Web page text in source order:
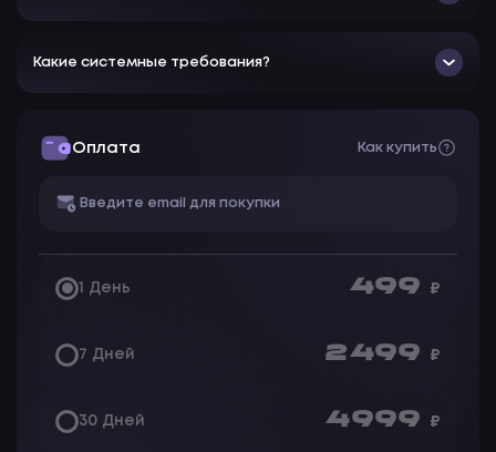
Бинд на вкл/откл ЕСП
Какие системные требования?
Оплата Как купить
1 День 499 ₽
7 Дней 2 499 ₽
30 Дней 4 999 ₽